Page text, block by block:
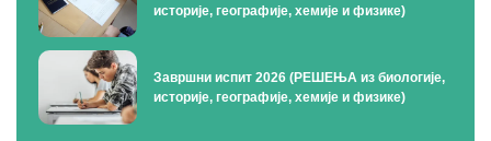
историје, географије, хемије и физике)
Завршни испит 2026 (РЕШЕЊА из биологије,
историје, географије, хемије и физике)